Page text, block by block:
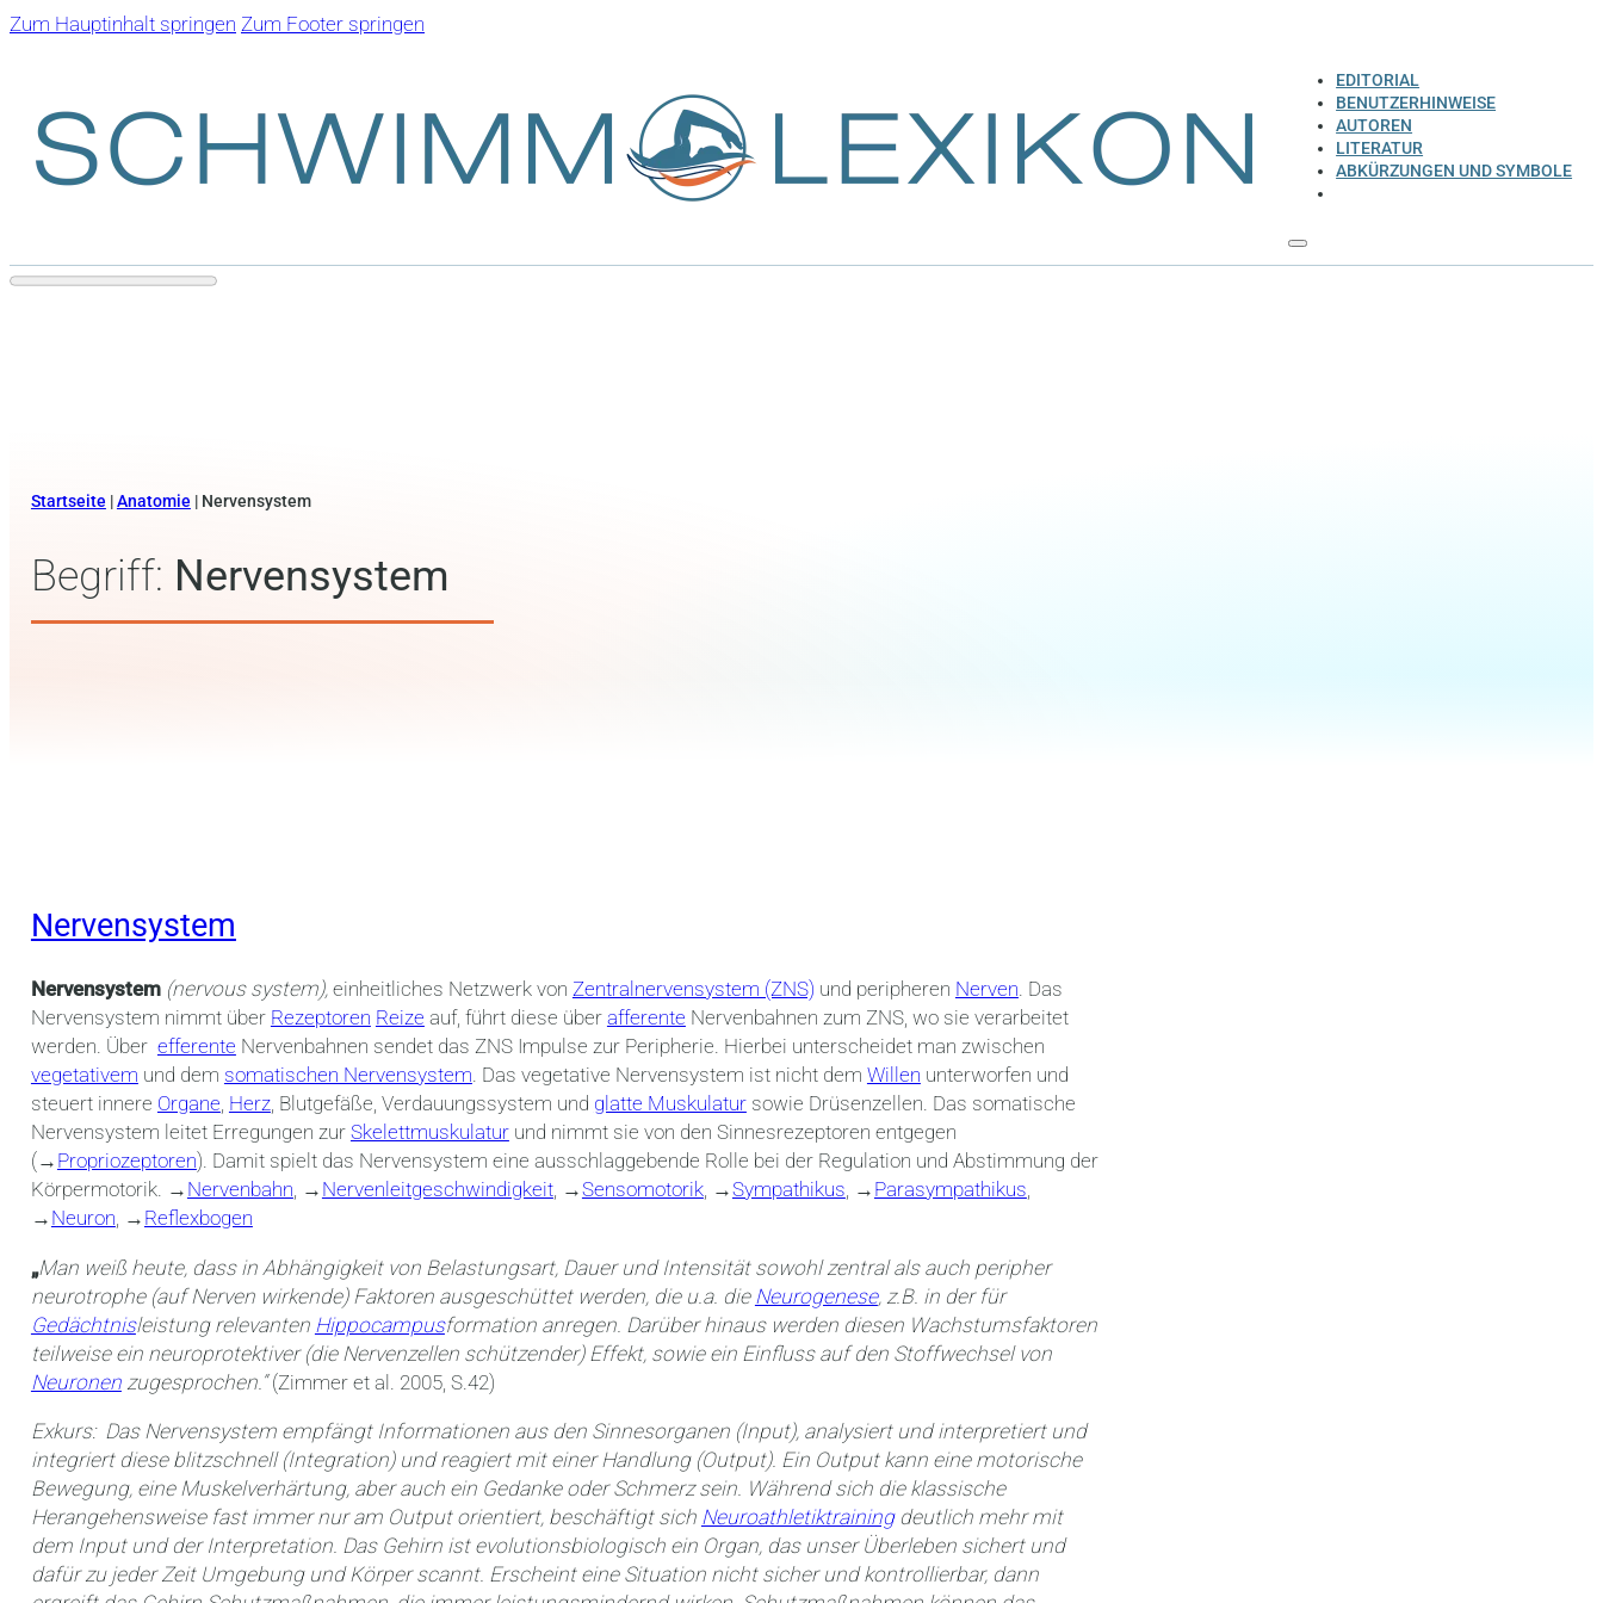
Zum Hauptinhalt springen Zum Footer springen
EDITORIAL
BENUTZERHINWEISE
AUTOREN
LITERATUR
ABKÜRZUNGEN UND SYMBOLE
Startseite |Anatomie | Nervensystem
Begriff: Nervensystem
Nervensystem
Nervensystem (nervous system), einheitliches Netzwerk von Zentralnervensystem (ZNS) und peripheren Nerven. Das
Nervensystem nimmt über Rezeptoren Reize auf, führt diese über afferente Nervenbahnen zum ZNS, wo sie verarbeitet
werden. Über efferente Nervenbahnen sendet das ZNS Impulse zur Peripherie. Hierbei unterscheidet man zwischen
vegetativem und dem somatischen Nervensystem. Das vegetative Nervensystem ist nicht dem Willen unterworfen und
steuert innere Organe, Herz, Blutgefäße, Verdauungssystem und glatte Muskulatursowie Drüsenzellen. Das somatische
Nervensystem leitet Erregungen zur Skelettmuskulaturund nimmt sie von den Sinnesrezeptoren entgegen
(→ Propriozeptoren). Damit spielt das Nervensystem eine ausschlaggebende Rolle bei der Regulation und Abstimmung der
Körpermotorik. → Nervenbahn, → Nervenleitgeschwindigkeit, →Sensomotorik, →Sympathikus, → Parasympathikus,
→ Neuron, → Reflexbogen
„Man weiß heute, dass in Abhängigkeit von Belastungsart, Dauer und Intensität sowohl zentral als auch peripher
neurotrophe (auf Nerven wirkende) Faktoren ausgeschüttet werden, die u.a. die Neurogenese, z.B. in der für
Gedächtnisleistung relevanten Hippocampusformation anregen. Darüber hinaus werden diesen Wachstumsfaktoren
teilweise ein neuroprotektiver (die Nervenzellen schützender) Effekt, sowie ein Einfluss auf den Stoffwechsel von
Neuronenzugesprochen.“(Zimmer et al. 2005, S.42)
Exkurs: Das Nervensystem empfängt Informationen aus den Sinnesorganen (Input), analysiert und interpretiert und
integriert diese blitzschnell (Integration) und reagiert mit einer Handlung (Output). Ein Output kann eine motorische
Bewegung, eine Muskelverhärtung, aber auch ein Gedanke oder Schmerz sein. Während sich die klassische
Herangehensweise fast immer nur am Output orientiert, beschäftigt sich Neuroathletiktrainingdeutlich mehr mit
dem Input und der Interpretation. Das Gehirn ist evolutionsbiologisch ein Organ, das unser Überleben sichert und
dafür zu jeder Zeit Umgebung und Körper scannt. Erscheint eine Situation nicht sicher und kontrollierbar, dann